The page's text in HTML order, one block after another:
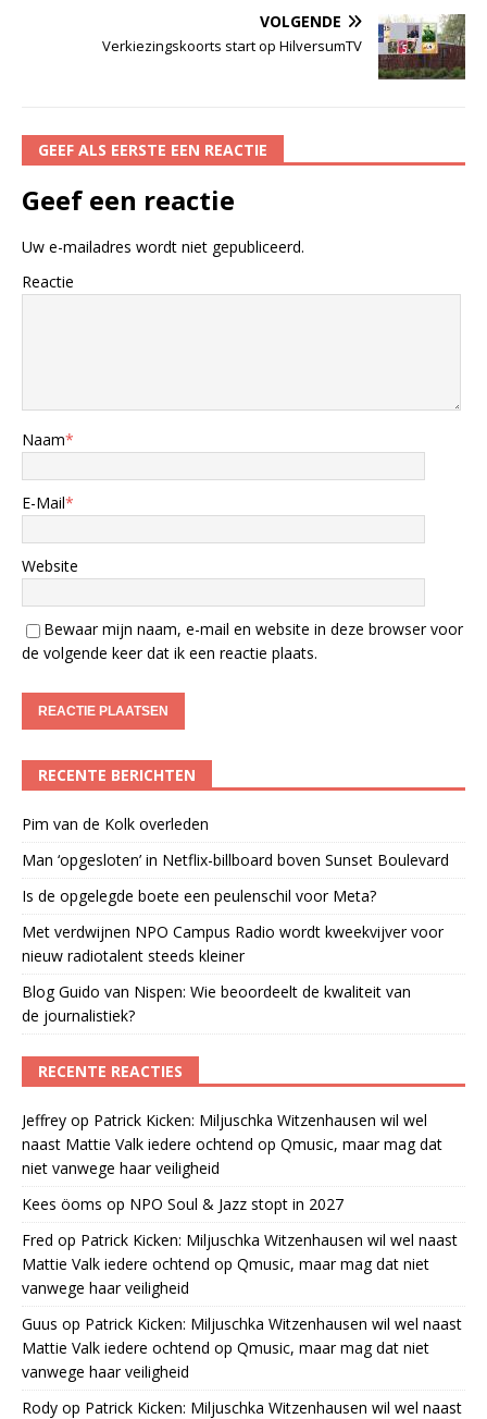
VOLGENDE
Verkiezingskoorts start op HilversumTV
GEEF ALS EERSTE EEN REACTIE
Geef een reactie
Uw e-mailadres wordt niet gepubliceerd.
Reactie
Naam*
E-Mail*
Website
Bewaar mijn naam, e-mail en website in deze browser voor
de volgende keer dat ik een reactie plaats.
RECENTE BERICHTEN
Pim van de Kolk overleden
Man ‘opgesloten’ in Netflix-billboard boven Sunset Boulevard
Is de opgelegde boete een peulenschil voor Meta?
Met verdwijnen NPO Campus Radio wordt kweekvijver voor
nieuw radiotalent steeds kleiner
Blog Guido van Nispen: Wie beoordeelt de kwaliteit van
de journalistiek?
RECENTE REACTIES
Jeffrey op Patrick Kicken: Miljuschka Witzenhausen wil wel
naast Mattie Valk iedere ochtend op Qmusic, maar mag dat
niet vanwege haar veiligheid
Kees öoms op NPO Soul & Jazz stopt in 2027
Fred op Patrick Kicken: Miljuschka Witzenhausen wil wel naast
Mattie Valk iedere ochtend op Qmusic, maar mag dat niet
vanwege haar veiligheid
Guus op Patrick Kicken: Miljuschka Witzenhausen wil wel naast
Mattie Valk iedere ochtend op Qmusic, maar mag dat niet
vanwege haar veiligheid
Rody op Patrick Kicken: Miljuschka Witzenhausen wil wel naast